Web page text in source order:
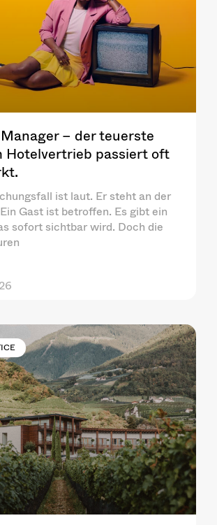
– der teuerste
Hotelvertrieb passiert oft
ist laut. Er steht an der
Gast ist betroffen. Es gibt ein
sofort sichtbar wird. Doch die